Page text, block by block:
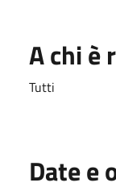
A chi è
Tutti
Date e